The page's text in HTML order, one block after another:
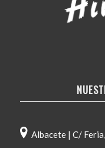
Albacete | C/